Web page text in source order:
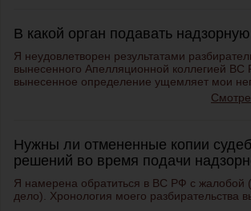
В какой орган подавать
Я неудовлетворен результатами
вынесенного Апелляционной коллегией ВС
вынесенное определение ущемляет мои
Нужны ли отмененные копии
решений во время подачи
Я намерена обратиться в ВС РФ с жалобой
дело). Хронология моего разбирательства